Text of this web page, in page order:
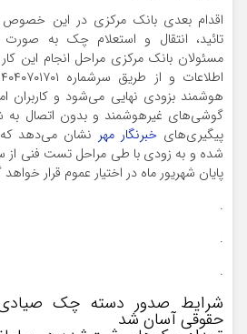
اقدام بعدی بانک مرکزی در این خصوص
تائید، انتقال و استعلام چک به
مسئولان بانک مرکزی مراحل انجام این
هوشمند بزودی نهایی می‌شود و کاربران
گوشی‌های غیرهوشمند و بدون اتصال به
پیگیری‌های خبرنگار مهر نشان می‌دهد که
شده و به زودی با طی مراحل تست فنی از
پایان شهریور ماه در اختیار عموم قرار
.
.
.
شرایط صدور دسته چک
حقوقی آسان شد